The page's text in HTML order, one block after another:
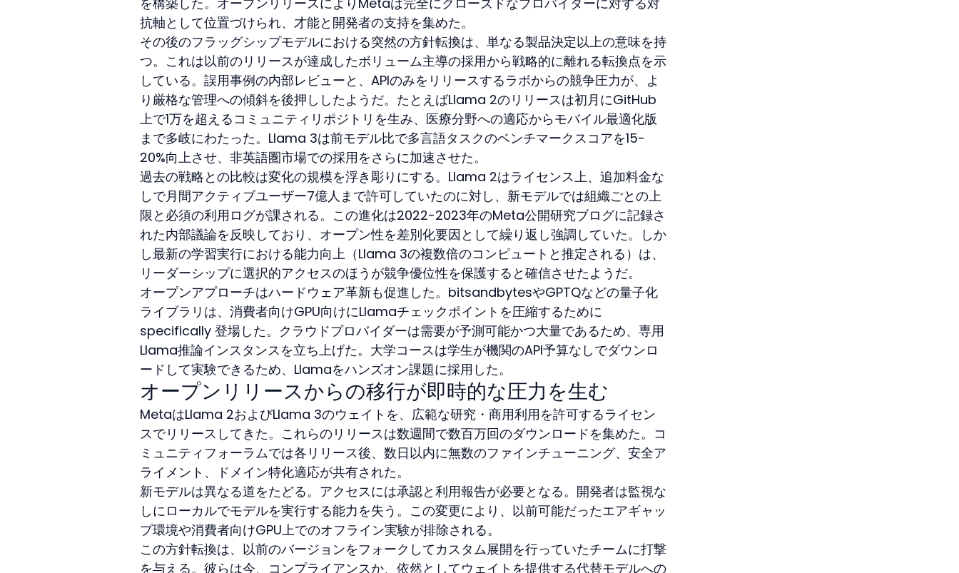
抗軸として位置づけられ、才能と開発者の支持を集めた。
その後のフラッグシップモデルにおける突然の方針転換は、単なる製品決定以上の意味を持
つ。これは以前のリリースが達成したボリューム主導の採用から戦略的に離れる転換点を示
している。誤用事例の内部レビューと、APIのみをリリースするラボからの競争圧力が、よ
り厳格な管理への傾斜を後押ししたようだ。たとえばLlama 2のリリースは初月にGitHub
上で1万を超えるコミュニティリポジトリを生み、医療分野への適応からモバイル最適化版
まで多岐にわたった。Llama 3は前モデル比で多言語タスクのベンチマークスコアを15-
20%向上させ、非英語圏市場での採用をさらに加速させた。
過去の戦略との比較は変化の規模を浮き彫りにする。Llama 2はライセンス上、追加料金な
しで月間アクティブユーザー7億人まで許可していたのに対し、新モデルでは組織ごとの上
限と必須の利用ログが課される。この進化は2022-2023年のMeta公開研究ブログに記録さ
れた内部議論を反映しており、オープン性を差別化要因として繰り返し強調していた。しか
し最新の学習実行における能力向上（Llama 3の複数倍のコンピュートと推定される）は、
リーダーシップに選択的アクセスのほうが競争優位性を保護すると確信させたようだ。
オープンアプローチはハードウェア革新も促進した。bitsandbytesやGPTQなどの量子化
ライブラリは、消費者向けGPU向けにLlamaチェックポイントを圧縮するために
specifically 登場した。クラウドプロバイダーは需要が予測可能かつ大量であるため、専用
Llama推論インスタンスを立ち上げた。大学コースは学生が機関のAPI予算なしでダウンロ
ードして実験できるため、Llamaをハンズオン課題に採用した。
オープンリリースからの移行が即時的な圧力を生む
MetaはLlama 2およびLlama 3のウェイトを、広範な研究・商用利用を許可するライセン
スでリリースしてきた。これらのリリースは数週間で数百万回のダウンロードを集めた。コ
ミュニティフォーラムでは各リリース後、数日以内に無数のファインチューニング、安全ア
ライメント、ドメイン特化適応が共有された。
新モデルは異なる道をたどる。アクセスには承認と利用報告が必要となる。開発者は監視な
しにローカルでモデルを実行する能力を失う。この変更により、以前可能だったエアギャッ
プ環境や消費者向けGPU上でのオフライン実験が排除される。
この方針転換は、以前のバージョンをフォークしてカスタム展開を行っていたチームに打撃
を与える。彼らは今、コンプライアンスか、依然としてウェイトを提供する代替モデルへの